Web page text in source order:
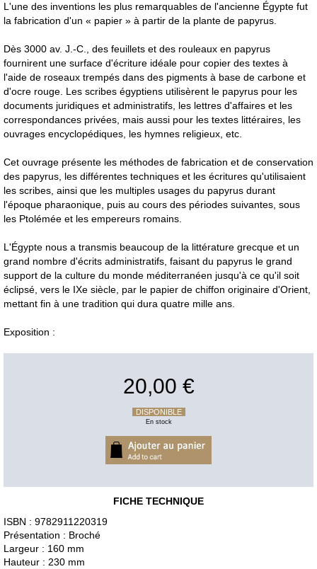
L'une des inventions les plus remarquables de l'ancienne Égypte fut
la fabrication d'un « papier » à partir de la plante de papyrus.
Dès 3000 av. J.-C., des feuillets et des rouleaux en papyrus
fournirent une surface d'écriture idéale pour copier des textes à
l'aide de roseaux trempés dans des pigments à base de carbone et
d'ocre rouge. Les scribes égyptiens utilisèrent le papyrus pour les
documents juridiques et administratifs, les lettres d'affaires et les
correspondances privées, mais aussi pour les textes littéraires, les
ouvrages encyclopédiques, les hymnes religieux, etc.
Cet ouvrage présente les méthodes de fabrication et de conservation
des papyrus, les différentes techniques et les écritures qu'utilisaient
les scribes, ainsi que les multiples usages du papyrus durant
l'époque pharaonique, puis au cours des périodes suivantes, sous
les Ptolémée et les empereurs romains.
L'Égypte nous a transmis beaucoup de la littérature grecque et un
grand nombre d'écrits administratifs, faisant du papyrus le grand
support de la culture du monde méditerranéen jusqu'à ce qu'il soit
éclipsé, vers le IXe siècle, par le papier de chiffon originaire d'Orient,
mettant fin à une tradition qui dura quatre mille ans.
Exposition :
20,00 €
DISPONIBLE
En stock
FICHE TECHNIQUE
ISBN : 9782911220319
Présentation : Broché
Largeur : 160 mm
Hauteur : 230 mm